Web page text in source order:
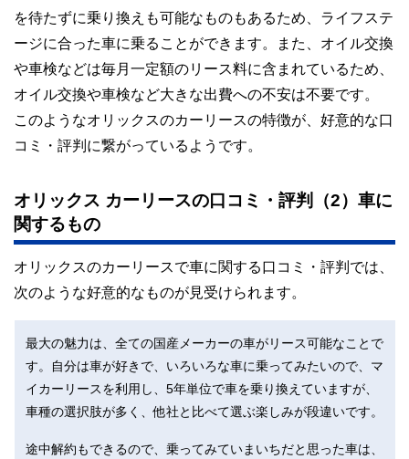
を待たずに乗り換えも可能なものもあるため、ライフステ
ージに合った車に乗ることができます。また、オイル交換
や車検などは毎月一定額のリース料に含まれているため、
オイル交換や車検など大きな出費への不安は不要です。
このようなオリックスのカーリースの特徴が、好意的な口
コミ・評判に繋がっているようです。
オリックス カーリースの口コミ・評判（2）車に
関するもの
オリックスのカーリースで車に関する口コミ・評判では、
次のような好意的なものが見受けられます。
最大の魅力は、全ての国産メーカーの車がリース可能なことで
す。自分は車が好きで、いろいろな車に乗ってみたいので、マ
イカーリースを利用し、5年単位で車を乗り換えていますが、
車種の選択肢が多く、他社と比べて選ぶ楽しみが段違いです。
途中解約もできるので、乗ってみていまいちだと思った車は、